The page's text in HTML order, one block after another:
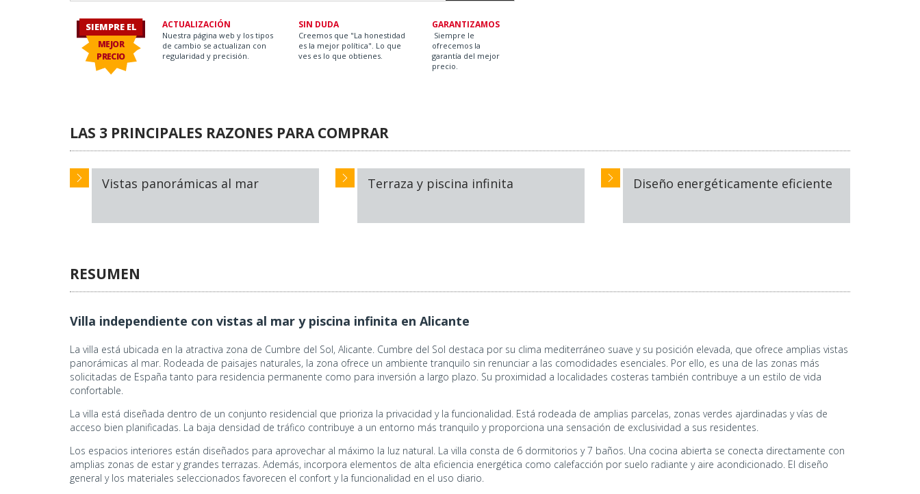
SIEMPRE EL
MEJOR
PRECIO
ACTUALIZACIÓN
Nuestra página web y los tipos
de cambio se actualizan con
regularidad y precisión.
SIN DUDA
Creemos que "La honestidad
es la mejor política". Lo que
ves es lo que obtienes.
GARANTIZAMOS
Siempre le
ofrecemos la
garantía del mejor
precio.
LAS 3 PRINCIPALES RAZONES PARA COMPRAR
Vistas panorámicas al mar Terraza y piscina infinita Diseño energéticamente eficiente
RESUMEN
Villa independiente con vistas al mar y piscina infinita en Alicante
La villa está ubicada en la atractiva zona de Cumbre del Sol, Alicante. Cumbre del Sol destaca por su clima mediterráneo suave y su posición elevada, que ofrece amplias vistas
panorámicas al mar. Rodeada de paisajes naturales, la zona ofrece un ambiente tranquilo sin renunciar a las comodidades esenciales. Por ello, es una de las zonas más
solicitadas de España tanto para residencia permanente como para inversión a largo plazo. Su proximidad a localidades costeras también contribuye a un estilo de vida
confortable.
La villa está diseñada dentro de un conjunto residencial que prioriza la privacidad y la funcionalidad. Está rodeada de amplias parcelas, zonas verdes ajardinadas y vías de
acceso bien planificadas. La baja densidad de tráfico contribuye a un entorno más tranquilo y proporciona una sensación de exclusividad a sus residentes.
Los espacios interiores están diseñados para aprovechar al máximo la luz natural. La villa consta de 6 dormitorios y 7 baños. Una cocina abierta se conecta directamente con
amplias zonas de estar y grandes terrazas. Además, incorpora elementos de alta eficiencia energética como calefacción por suelo radiante y aire acondicionado. El diseño
general y los materiales seleccionados favorecen el confort y la funcionalidad en el uso diario.